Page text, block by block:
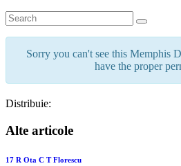
Sorry you can't see this Memphis
have the proper
Distribuie:
Alte articole
17 R Ota C T Florescu